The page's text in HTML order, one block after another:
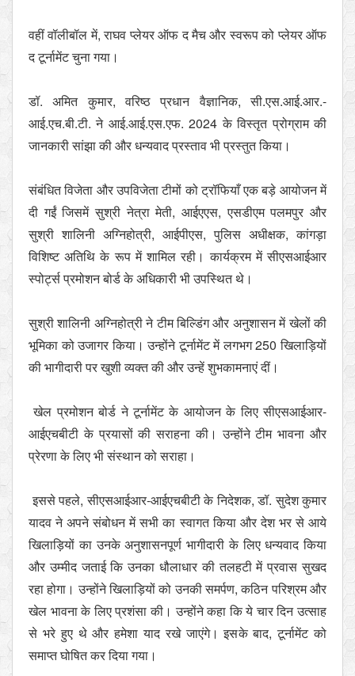
वहीं वॉलीबॉल में, राघव प्लेयर ऑफ द मैच और स्वरूप को प्लेयर ऑफ
द टूर्नामेंट चुना गया।
डॉ. अमित कुमार, वरिष्ठ प्रधान वैज्ञानिक, सी.एस.आई.आर.-
आई.एच.बी.टी. ने आई.आई.एस.एफ. 2024 के विस्तृत प्रोग्राम की
जानकारी सांझा की और धन्यवाद प्रस्ताव भी प्रस्तुत किया।
संबंधित विजेता और उपविजेता टीमों को ट्रॉफियाँ एक बड़े आयोजन में
दी गईं जिसमें सुश्री नेत्रा मेती, आईएएस, एसडीएम पलमपुर और
सुश्री शालिनी अग्निहोत्री, आईपीएस, पुलिस अधीक्षक, कांगड़ा
विशिष्ट अतिथि के रूप में शामिल रही। कार्यक्रम में सीएसआईआर
स्पोर्ट्स प्रमोशन बोर्ड के अधिकारी भी उपस्थित थे।
सुश्री शालिनी अग्निहोत्री ने टीम बिल्डिंग और अनुशासन में खेलों की
भूमिका को उजागर किया। उन्होंने टूर्नामेंट में लगभग 250 खिलाड़ियों
की भागीदारी पर खुशी व्यक्त की और उन्हें शुभकामनाएं दीं।
खेल प्रमोशन बोर्ड ने टूर्नामेंट के आयोजन के लिए सीएसआईआर-
आईएचबीटी के प्रयासों की सराहना की। उन्होंने टीम भावना और
प्रेरणा के लिए भी संस्थान को सराहा।
इससे पहले, सीएसआईआर-आईएचबीटी के निदेशक, डॉ. सुदेश कुमार
यादव ने अपने संबोधन में सभी का स्वागत किया और देश भर से आये
खिलाड़ियों का उनके अनुशासनपूर्ण भागीदारी के लिए धन्यवाद किया
और उम्मीद जताई कि उनका धौलाधार की तलहटी में प्रवास सुखद
रहा होगा। उन्होंने खिलाड़ियों को उनकी समर्पण, कठिन परिश्रम और
खेल भावना के लिए प्रशंसा की। उन्होंने कहा कि ये चार दिन उत्साह
से भरे हुए थे और हमेशा याद रखे जाएंगे। इसके बाद, टूर्नामेंट को
समाप्त घोषित कर दिया गया।